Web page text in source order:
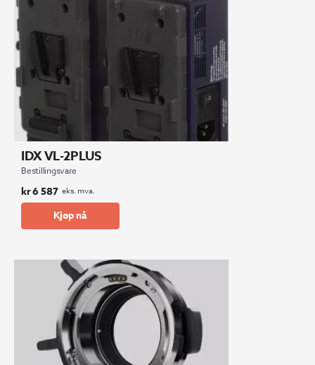
IDX VL-2PLUS
Bestillingsvare
kr6 587 eks. mva.
Kjøp nå